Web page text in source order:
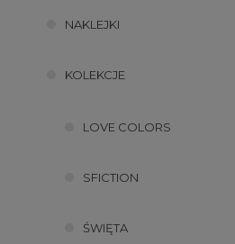
NAKLEJKI
KOLEKCJE
LOVE COLORS
SFICTION
ŚWIĘTA